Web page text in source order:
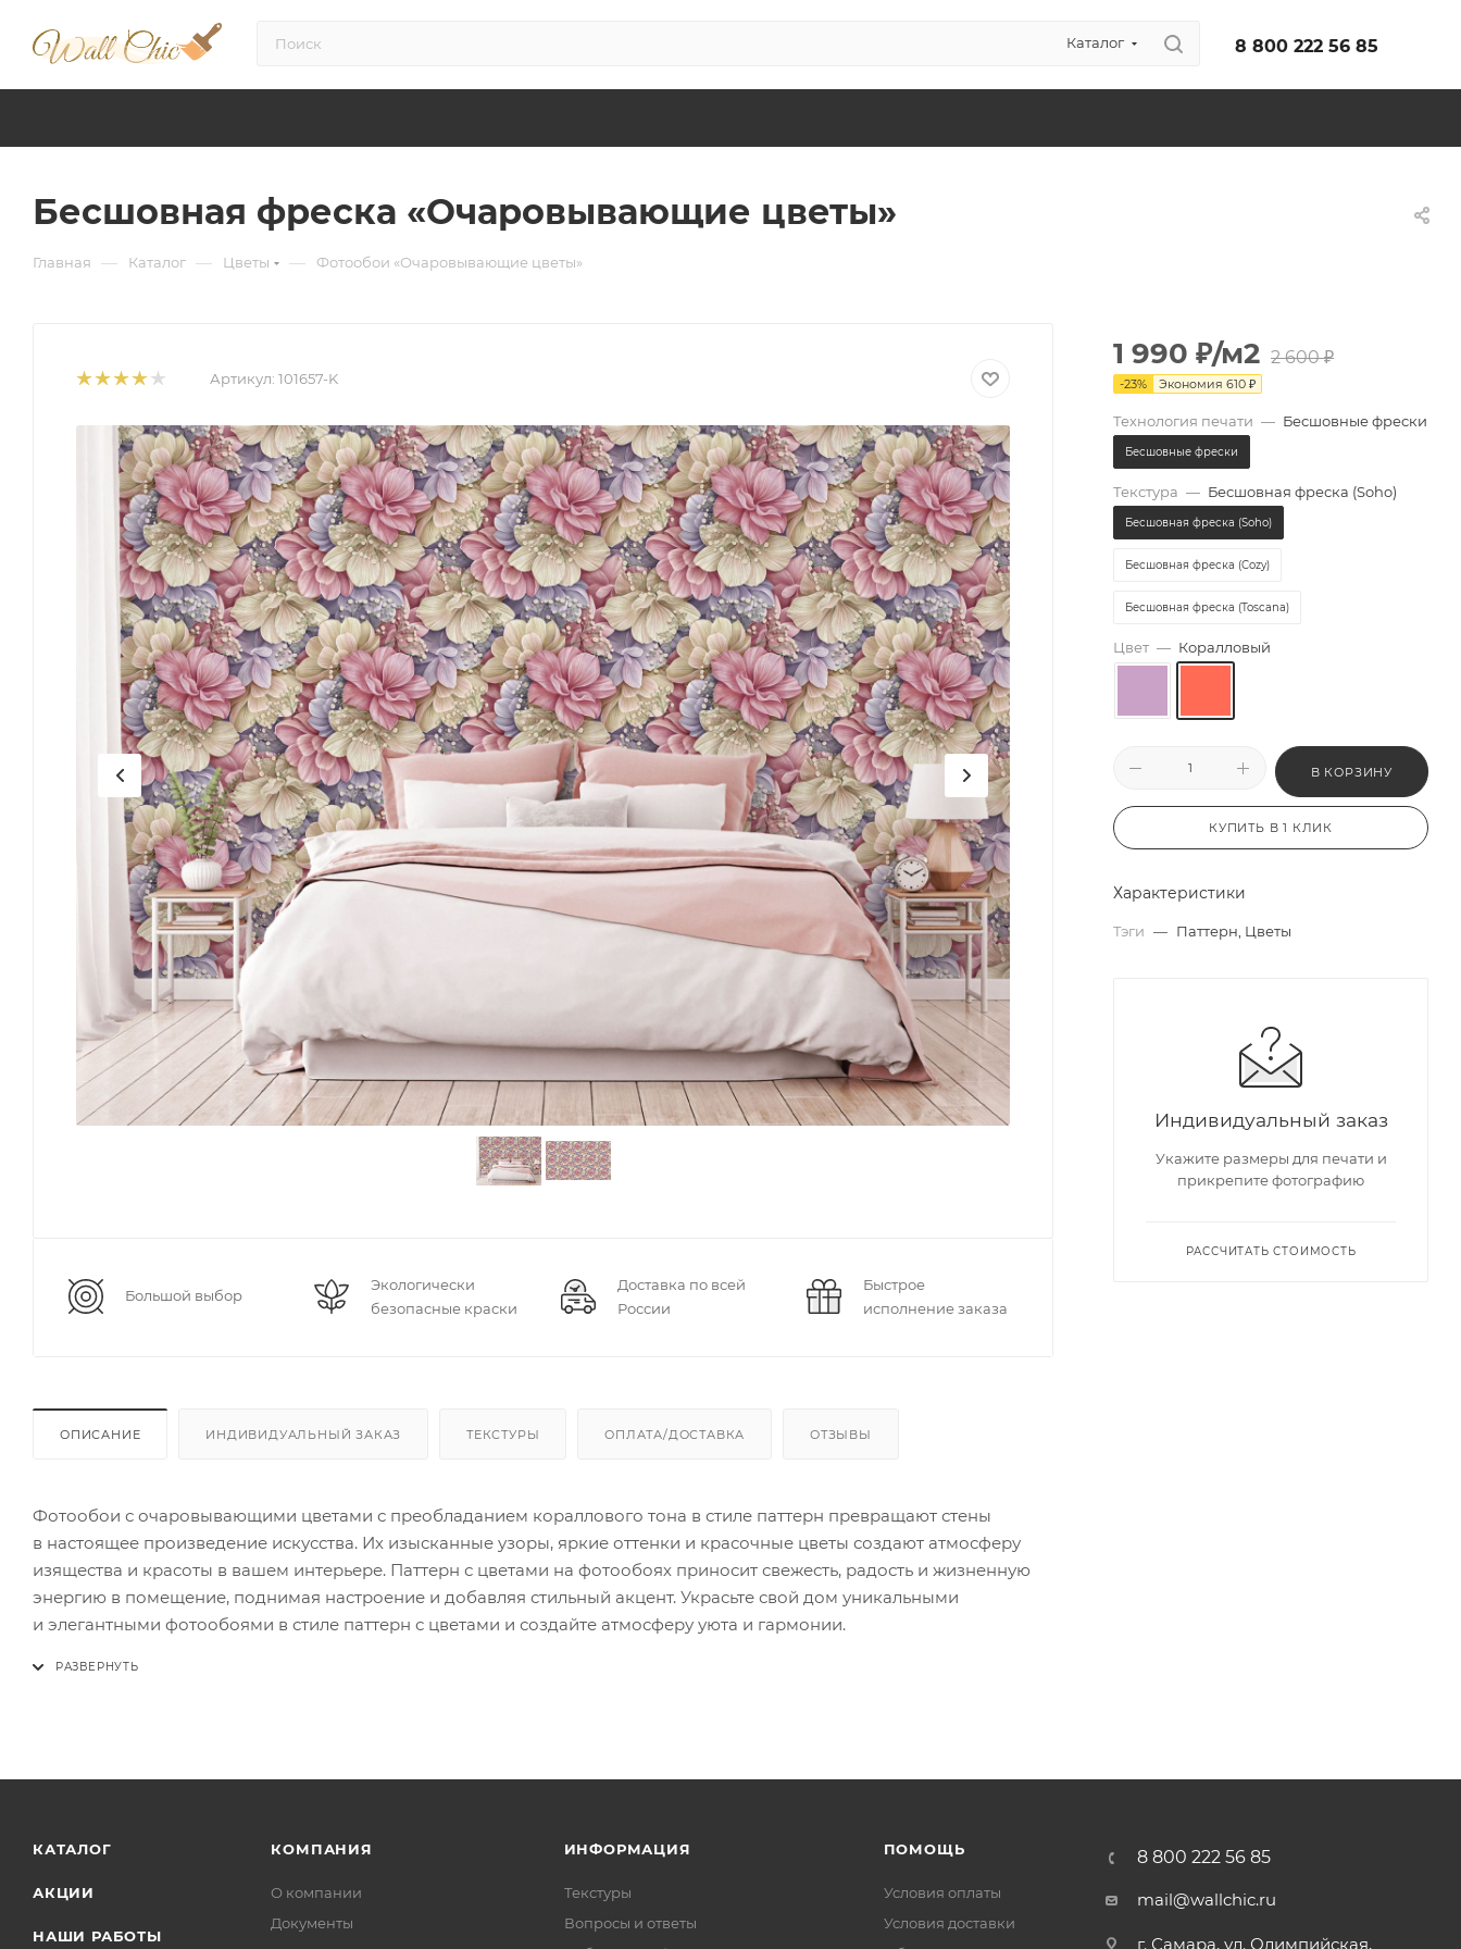
Каталог 8 800 222 56 85
Бесшовная фреска «Очаровывающие цветы»
Главная — Каталог — Цветы — Фотообои «Очаровывающие цветы»
Артикул: 101657-K
Большой выбор
Экологически
безопасные краски
Доставка по всей
России
Быстрое
исполнение заказа
ОПИСАНИЕ ИНДИВИДУАЛЬНЫЙ ЗАКАЗ ТЕКСТУРЫ ОПЛАТА/ДОСТАВКА ОТЗЫВЫ
Фотообои с очаровывающими цветами с преобладанием кораллового тона в стиле паттерн превращают стены
в настоящее произведение искусства. Их изысканные узоры, яркие оттенки и красочные цветы создают атмосферу
изящества и красоты в вашем интерьере. Паттерн с цветами на фотообоях приносит свежесть, радость и жизненную
энергию в помещение, поднимая настроение и добавляя стильный акцент. Украсьте свой дом уникальными
и элегантными фотообоями в стиле паттерн с цветами и создайте атмосферу уюта и гармонии.
1 990 ₽/м2 2 600₽
-23% Экономия 610 ₽
Технология печати — Бесшовные фрески
Бесшовные фрески
Текстура — Бесшовная фреска (Soho)
Бесшовная фреска (Soho)
Бесшовная фреска (Cozy)
Бесшовная фреска (Toscana)
Цвет — Коралловый
В КОРЗИНУ
КУПИТЬ В 1 КЛИК
Характеристики
Тэги — Паттерн, Цветы
Индивидуальный заказ
Укажите размеры для печати и
прикрепите фотографию
РАССЧИТАТЬ СТОИМОСТЬ
КАТАЛОГ
АКЦИИ
НАШИ РАБОТЫ
КОМПАНИЯ
О компании
Документы
ИНФОРМАЦИЯ
Текстуры
Вопросы и ответы
ПОМОЩЬ
Условия оплаты
Условия доставки
8 800 222 56 85
mail@wallchic.ru
г. Самара, ул. Олимпийская,